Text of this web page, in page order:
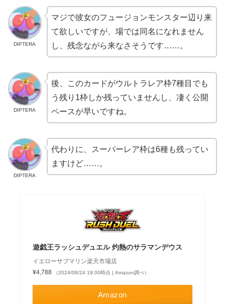
DIPTERA
マジで彼女のフュージョンモンスター辺り来
て欲しいですが、場では同名になれません
し、残念ながら来なさそうです……。
DIPTERA
後、このカードがウルトラレア枠7種目でも
う残り1枠しか残っていませんし、凄く公開
ペースが早いですね。
DIPTERA
代わりに、スーパーレア枠は6種も残ってい
ますけど……。
遊戯王ラッシュデュエル 灼熱のサラマンデウス
イエローサブマリン楽天市場店
¥4,788
（2024/08/24 19:00時点 | Amazon調べ）
Amazon